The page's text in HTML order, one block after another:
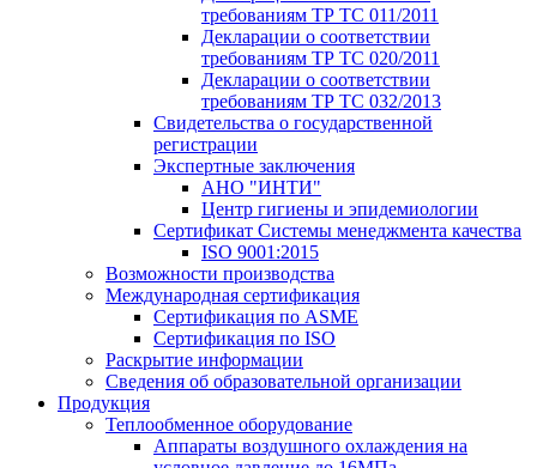
требованиям ТР ТС 011/2011
Декларации о соответствии
требованиям ТР ТС 020/2011
Декларации о соответствии
требованиям ТР ТС 032/2013
Свидетельства о государственной
регистрации
Экспертные заключения
АНО "ИНТИ"
Центр гигиены и эпидемиологии
Сертификат Системы менеджмента качества
ISO 9001:2015
Возможности производства
Международная сертификация
Сертификация по ASME
Сертификация по ISO
Раскрытие информации
Сведения об образовательной организации
Продукция
Теплообменное оборудование
Аппараты воздушного охлаждения на